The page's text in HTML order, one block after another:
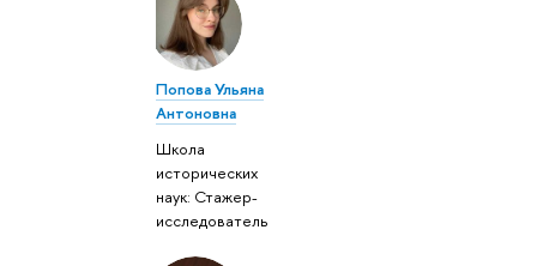
Попова Ульяна
Антоновна
Школа
исторических
наук: Стажер-
исследователь